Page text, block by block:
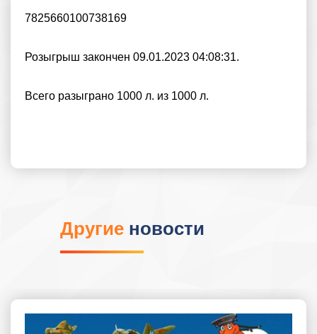
7825660100738169
Розыгрыш закончен 09.01.2023 04:08:31.
Всего разыграно 1000 л. из 1000 л.
Другие новости